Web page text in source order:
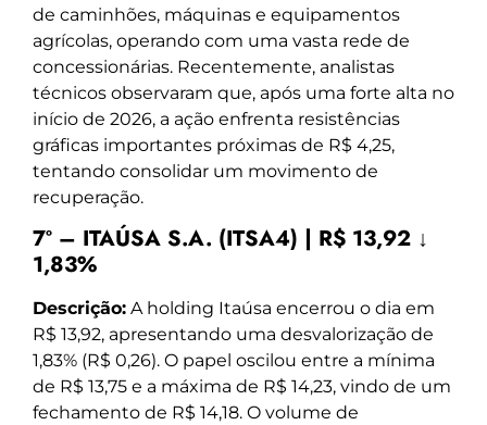
de caminhões, máquinas e equipamentos
agrícolas, operando com uma vasta rede de
concessionárias. Recentemente, analistas
técnicos observaram que, após uma forte alta no
início de 2026, a ação enfrenta resistências
gráficas importantes próximas de R$ 4,25,
tentando consolidar um movimento de
recuperação.
7º – ITAÚSA S.A. (ITSA4) | R$ 13,92 ↓
1,83%
Descrição: A holding Itaúsa encerrou o dia em
R$ 13,92, apresentando uma desvalorização de
1,83% (R$ 0,26). O papel oscilou entre a mínima
de R$ 13,75 e a máxima de R$ 14,23, vindo de um
fechamento de R$ 14,18. O volume de